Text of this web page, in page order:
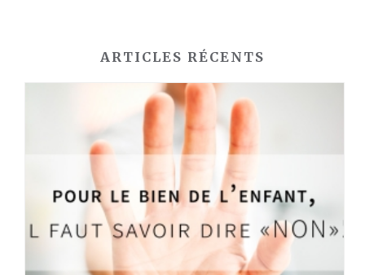
ARTICLES RÉCENTS